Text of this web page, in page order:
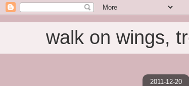
walk on wings,
2011-12-20